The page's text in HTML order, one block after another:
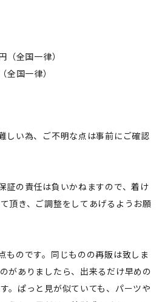
（全国一律）
全国一律）
しい為、ご不明な点は事前にご確認
証の責任は負いかねますので、着け
頂き、ご調整をしてあげるようお願
ものです。同じものの再販は致しま
がありましたら、出来るだけ早めの
。ぱっと見が似ていても、パーツや